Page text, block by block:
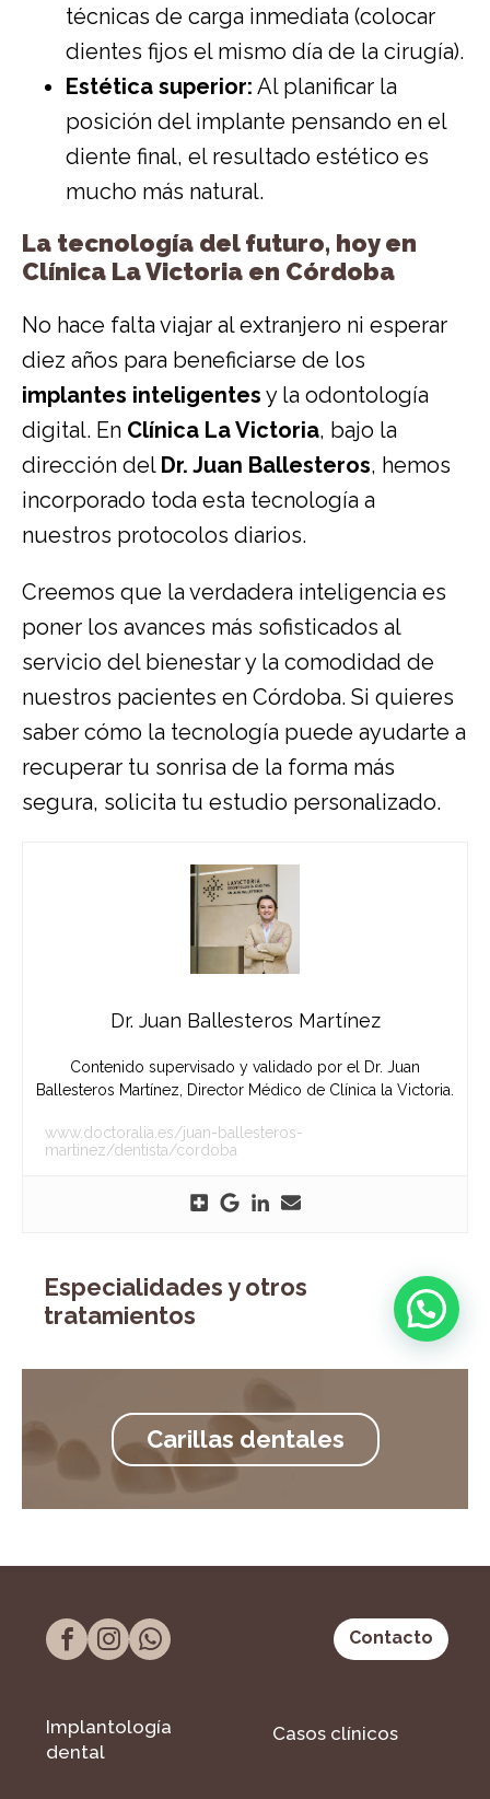
técnicas de carga inmediata (colocar
dientes fijos el mismo día de la cirugía).
Estética superior: Al planificar la
posición del implante pensando en el
diente final, el resultado estético es
mucho más natural.
La tecnología del futuro, hoy en
Clínica La Victoria en Córdoba
No hace falta viajar al extranjero ni esperar
diez años para beneficiarse de los
implantes inteligentes y la odontología
digital. En Clínica La Victoria, bajo la
dirección del Dr. Juan Ballesteros, hemos
incorporado toda esta tecnología a
nuestros protocolos diarios.
Creemos que la verdadera inteligencia es
poner los avances más sofisticados al
servicio del bienestar y la comodidad de
nuestros pacientes en Córdoba. Si quieres
saber cómo la tecnología puede ayudarte a
recuperar tu sonrisa de la forma más
segura, solicita tu estudio personalizado.
Dr. Juan Ballesteros Martínez
Contenido supervisado y validado por el Dr. Juan
Ballesteros Martínez, Director Médico de Clínica la Victoria.
www.doctoralia.es/juan-ballesteros-
martinez/dentista/cordoba
Especialidades y otros
tratamientos
Carillas dentales
Contacto
Implantología
dental
Casos clínicos